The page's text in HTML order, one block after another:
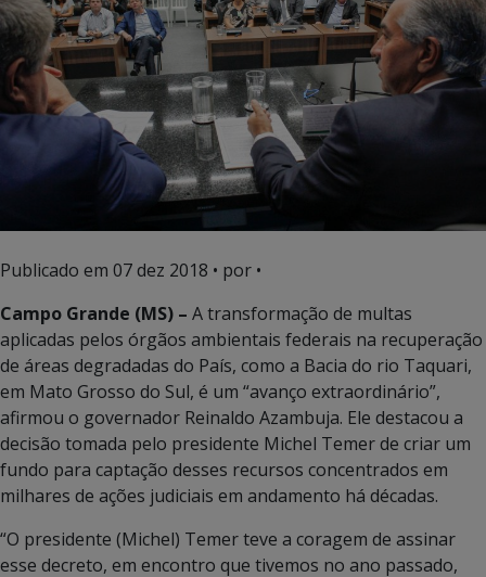
Publicado em 07 dez 2018 • por •
Campo Grande (MS) – A transformação de multas
aplicadas pelos órgãos ambientais federais na recuperação
de áreas degradadas do País, como a Bacia do rio Taquari,
em Mato Grosso do Sul, é um “avanço extraordinário”,
afirmou o governador Reinaldo Azambuja. Ele destacou a
decisão tomada pelo presidente Michel Temer de criar um
fundo para captação desses recursos concentrados em
milhares de ações judiciais em andamento há décadas.
“O presidente (Michel) Temer teve a coragem de assinar
esse decreto, em encontro que tivemos no ano passado,